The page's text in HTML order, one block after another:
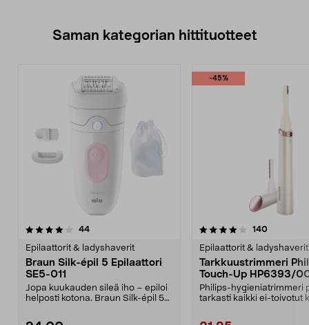
Saman kategorian hittituotteet
44arvostelut
Epilaattorit & ladyshaverit
Braun Silk-épil 5 Epilaattori
SE5-011
Jopa kuukauden sileä iho – epiloi
helposti kotona. Braun Silk-épil 5
-45%
4.0 viidestä
140arvostelut
Epilaattorit & ladyshaverit
Tarkkuustrimmeri
Touch-Up HP6393/
Philips-hygieniatrimmeri
tarkasti kaikki ei-toivotut
4.0 viidestä